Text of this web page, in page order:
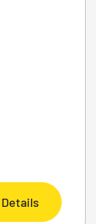
Details